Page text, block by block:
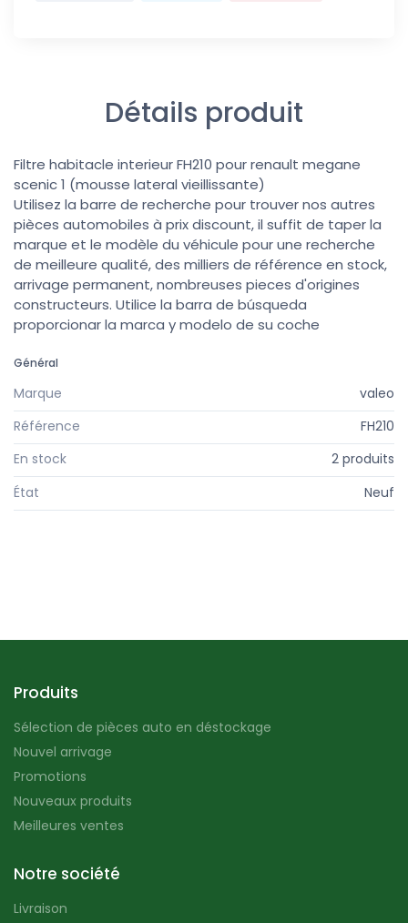
Détails produit
Filtre habitacle interieur FH210 pour renault megane
scenic 1 (mousse lateral vieillissante)
Utilisez la barre de recherche pour trouver nos autres
pièces automobiles à prix discount, il suffit de taper la
marque et le modèle du véhicule pour une recherche
de meilleure qualité, des milliers de référence en stock,
arrivage permanent, nombreuses pieces d'origines
constructeurs. Utilice la barra de búsqueda
proporcionar la marca y modelo de su coche
Général
Marque
valeo
Référence
FH210
En stock
2 produits
État
Neuf
Produits
Sélection de pièces auto en déstockage
Nouvel arrivage
Promotions
Nouveaux produits
Meilleures ventes
Notre société
Livraison